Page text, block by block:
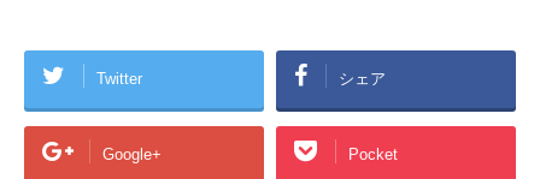
Twitter シェア
Google+ Pocket